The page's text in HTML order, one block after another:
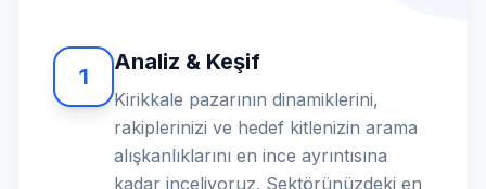
1
Analiz & Keşif
Kirikkale pazarının dinamiklerini,
rakiplerinizi ve hedef kitlenizin arama
alışkanlıklarını en ince ayrıntısına
kadar inceliyoruz. Sektörünüzdeki en